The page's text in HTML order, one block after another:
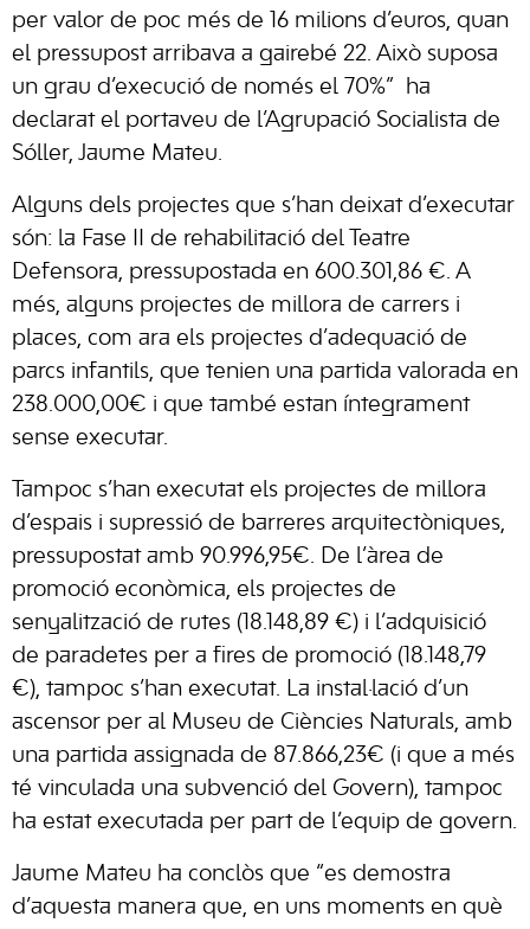
per valor de poc més de 16 milions d’euros, quan
el pressupost arribava a gairebé 22. Això suposa
un grau d’execució de només el 70%” ha
declarat el portaveu de l’Agrupació Socialista de
Sóller, Jaume Mateu.
Alguns dels projectes que s’han deixat d’executar
són: la Fase II de rehabilitació del Teatre
Defensora, pressupostada en 600.301,86 €. A
més, alguns projectes de millora de carrers i
places, com ara els projectes d’adequació de
parcs infantils, que tenien una partida valorada en
238.000,00€ i que també estan íntegrament
sense executar.
Tampoc s’han executat els projectes de millora
d’espais i supressió de barreres arquitectòniques,
pressupostat amb 90.996,95€. De l’àrea de
promoció econòmica, els projectes de
senyalització de rutes (18.148,89 €) i l’adquisició
de paradetes per a fires de promoció (18.148,79
€), tampoc s’han executat. La instal·lació d’un
ascensor per al Museu de Ciències Naturals, amb
una partida assignada de 87.866,23€ (i que a més
té vinculada una subvenció del Govern), tampoc
ha estat executada per part de l’equip de govern.
Jaume Mateu ha conclòs que “es demostra
d’aquesta manera que, en uns moments en què